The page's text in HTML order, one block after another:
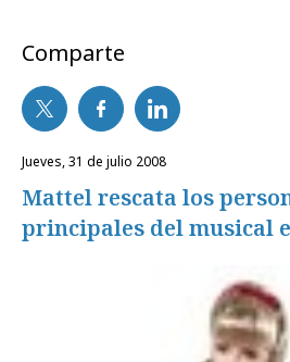
Comparte
jueves, 31 de julio 2008
Mattel rescata los
principales del musical